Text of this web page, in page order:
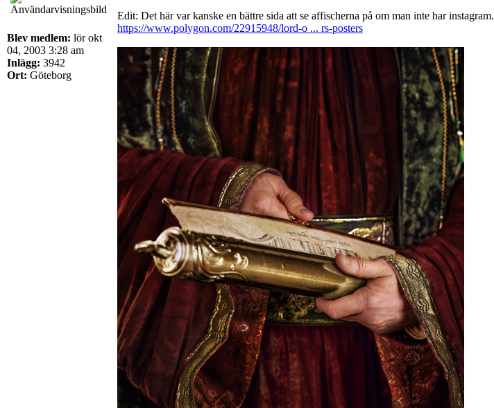
Blev medlem: lör okt
04, 2003 3:28 am
Inlägg: 3942
Ort: Göteborg
Edit: Det här var kanske en bättre sida att se affischerna på om man inte har instagram.
https://www.polygon.com/22915948/lord-o ... rs-posters